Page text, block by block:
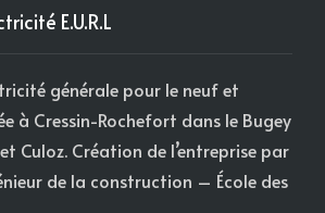
E.U.R.L
générale pour le neuf et
à Cressin-Rochefort dans le Bugey
Culoz. Création de l’entreprise par
de la construction – École des